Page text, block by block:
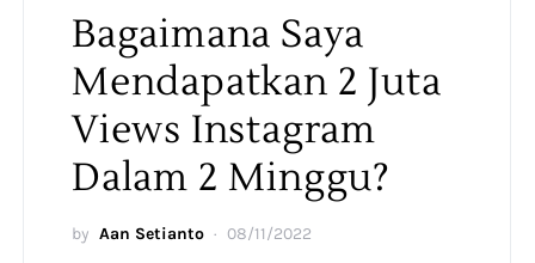
Bagaimana Saya
Mendapatkan 2 Juta
Views Instagram
Dalam 2 Minggu?
by Aan Setianto 08/11/2022